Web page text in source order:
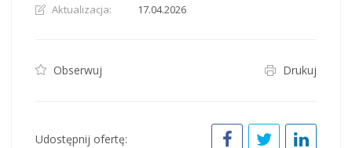
Aktualizacja:
17.04.2026
Obserwuj Drukuj
Udostępnij ofertę: